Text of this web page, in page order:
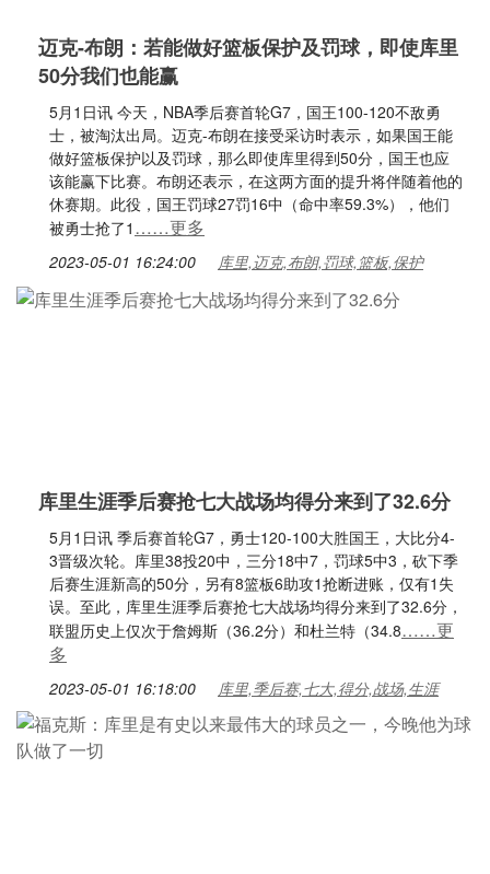
迈克-布朗：若能做好篮板保护及罚球，即使库里
50分我们也能赢
5月1日讯 今天，NBA季后赛首轮G7，国王100-120不敌勇
士，被淘汰出局。迈克-布朗在接受采访时表示，如果国王能
做好篮板保护以及罚球，那么即使库里得到50分，国王也应
该能赢下比赛。布朗还表示，在这两方面的提升将伴随着他的
休赛期。此役，国王罚球27罚16中（命中率59.3%），他们
被勇士抢了1 ……更多
2023-05-01 16:24:00 库里,迈克,布朗,罚球,篮板,保护
库里生涯季后赛抢七大战场均得分来到了32.6分
5月1日讯 季后赛首轮G7，勇士120-100大胜国王，大比分4-
3晋级次轮。库里38投20中，三分18中7，罚球5中3，砍下季
后赛生涯新高的50分，另有8篮板6助攻1抢断进账，仅有1失
误。至此，库里生涯季后赛抢七大战场均得分来到了32.6分，
联盟历史上仅次于詹姆斯（36.2分）和杜兰特（34.8……更
多
2023-05-01 16:18:00 库里,季后赛,七大,得分,战场,生涯